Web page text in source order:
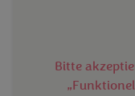
Bitte